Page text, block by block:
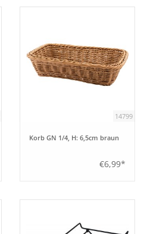
14799
Korb GN 1/4, H: 6,5cm braun
€6,99*